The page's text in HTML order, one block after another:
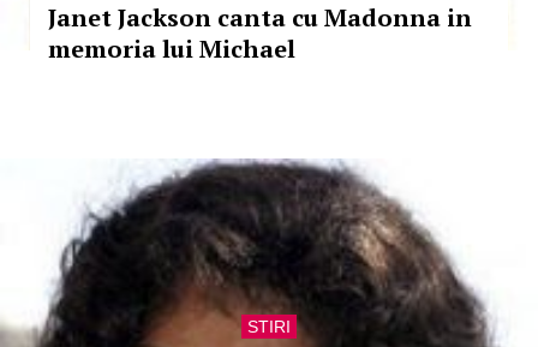
Janet Jackson canta cu Madonna in
memoria lui Michael
STIRI